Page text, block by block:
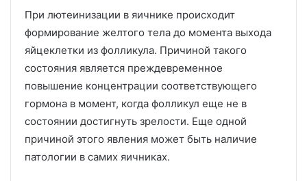
При лютеинизации в яичнике происходит
формирование желтого тела до момента выхода
яйцеклетки из фолликула. Причиной такого
состояния является преждевременное
повышение концентрации соответствующего
гормона в момент, когда фолликул еще не в
состоянии достигнуть зрелости. Еще одной
причиной этого явления может быть наличие
патологии в самих яичниках.